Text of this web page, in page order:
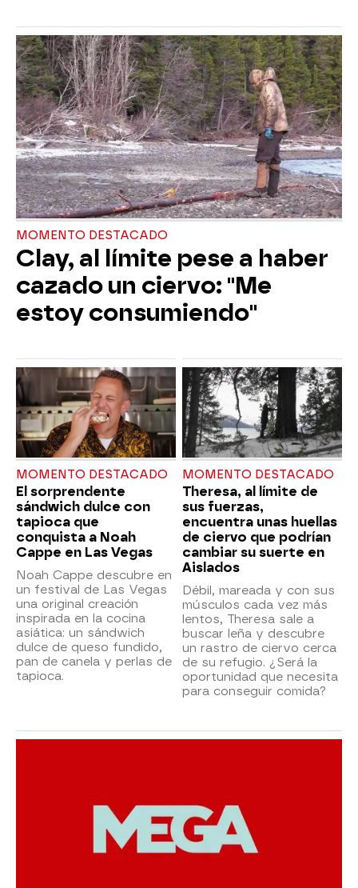
MOMENTO DESTACADO
Clay, al límite pese a haber
cazado un ciervo: "Me
estoy consumiendo"
MOMENTO DESTACADO
El sorprendente
sándwich dulce con
tapioca que
conquista a Noah
Cappe en Las Vegas
Noah Cappe descubre en
un festival de Las Vegas
una original creación
inspirada en la cocina
asiática: un sándwich
dulce de queso fundido,
pan de canela y perlas de
tapioca.
MOMENTO DESTACADO
Theresa, al límite de
sus fuerzas,
encuentra unas huellas
de ciervo que podrían
cambiar su suerte en
Aislados
Débil, mareada y con sus
músculos cada vez más
lentos, Theresa sale a
buscar leña y descubre
un rastro de ciervo cerca
de su refugio. ¿Será la
oportunidad que necesita
para conseguir comida?